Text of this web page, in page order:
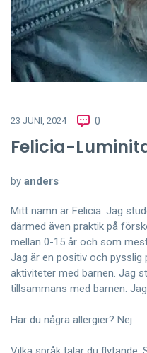
23 JUNI, 2024 0
Felicia-
by anders
Mitt namn är Felicia. Jag
därmed även praktik på
mellan 0-15 år och som
Jag är en positiv och pysslig
aktiviteter med barnen. Jag
tillsammans med barnen.
Har du några allergier? Nej